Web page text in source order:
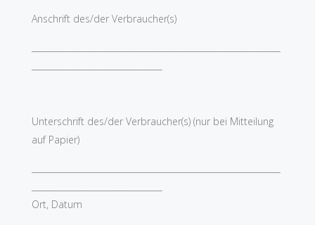
Anschrift des/der Verbraucher(s)
Unterschrift des/der Verbraucher(s) (nur bei Mitteilung
auf Papier)
Ort, Datum